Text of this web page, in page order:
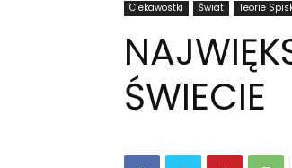
Ciekawostki Świat Teorie
ŚWIECIE